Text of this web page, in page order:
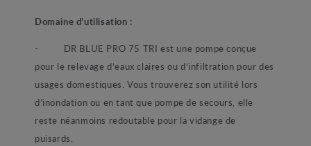
Domaine d’utilisation :
- DR BLUE PRO 75 TRI est une pompe conçue
pour le relevage d’eaux claires ou d’infiltration pour des
usages domestiques. Vous trouverez son utilité lors
d’inondation ou en tant que pompe de secours, elle
reste néanmoins redoutable pour la vidange de
puisards.